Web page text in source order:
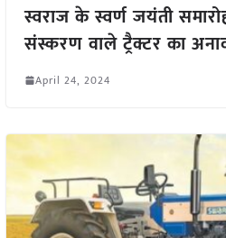
स्वराज के स्वर्ण जयंती
संस्करण वाले ट्रैक्टर का
April 24, 2024